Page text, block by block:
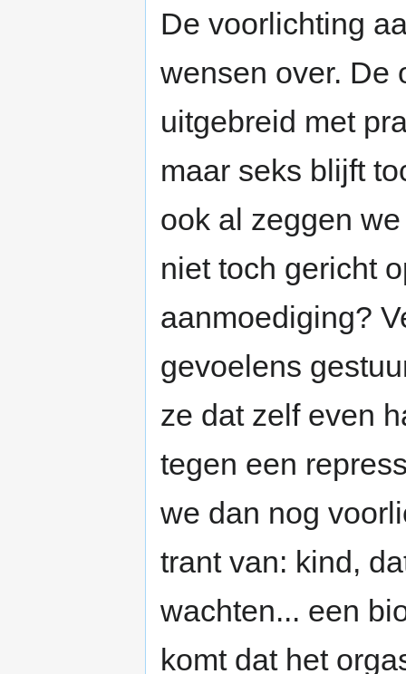
De voorlichting
wensen over. De
uitgebreid met
maar seks blijft
ook al zeggen
niet toch gericht
aanmoediging?
gevoelens
ze dat zelf even
tegen een
we dan nog
trant van: kind,
wachten... een
komt dat het